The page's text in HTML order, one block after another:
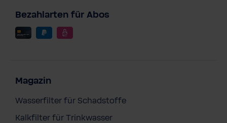
Bezahlarten für Abos
Magazin
Wasserfilter für Schadstoffe
Kalkfilter für Trinkwasser